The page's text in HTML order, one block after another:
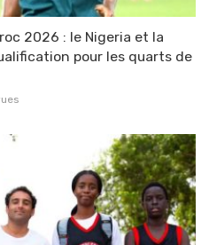
2026 : le Nigeria et la
pour les quarts de